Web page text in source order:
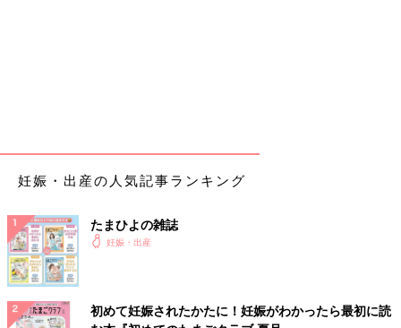
妊娠・出産の人気記事ランキング
たまひよの雑誌
妊娠・出産
初めて妊娠されたかたに！妊娠がわかったら最初に読